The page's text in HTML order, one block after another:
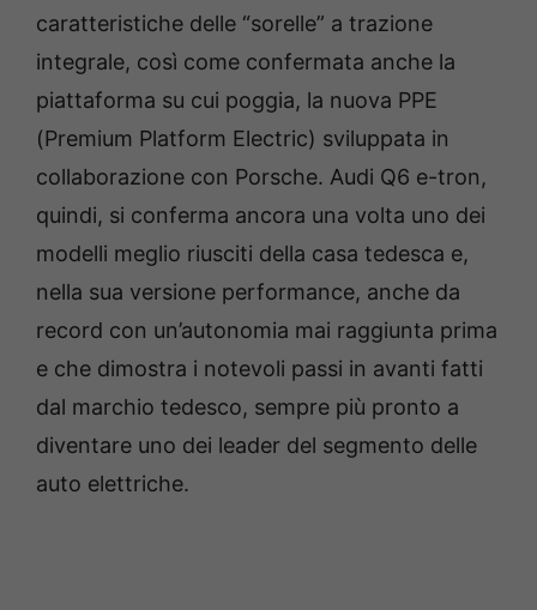
caratteristiche delle “sorelle” a trazione
integrale, così come confermata anche la
piattaforma su cui poggia, la nuova PPE
(Premium Platform Electric) sviluppata in
collaborazione con Porsche. Audi Q6 e-tron,
quindi, si conferma ancora una volta uno dei
modelli meglio riusciti della casa tedesca e,
nella sua versione performance, anche da
record con un’autonomia mai raggiunta prima
e che dimostra i notevoli passi in avanti fatti
dal marchio tedesco, sempre più pronto a
diventare uno dei leader del segmento delle
auto elettriche.